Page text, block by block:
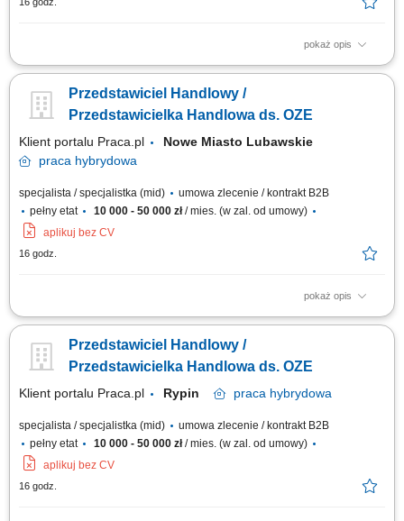
pokaż opis
Doradzanie klientom w zakresie nowoczesnych rozwiązań z obszaru
prowadzenie spotkań handlowych. Przygotowywanie ofert i finalizowanie
sprzedaży. Budowanie długofalowych relacji z klientami. Raportowanie
Przedstawiciel Handlowy /
Przedstawicielka Handlowa ds. OZE
Klient portalu Praca.pl
Nowe Miasto Lubawskie
praca hybrydowa
specjalista / specjalistka (mid)
umowa zlecenie / kontrakt B2B
pełny etat
10 000 - 50 000 zł/ mies. (w zal. od umowy)
aplikuj bez CV
16 godz.
pokaż opis
Doradzanie klientom w zakresie nowoczesnych rozwiązań z obszaru
prowadzenie spotkań handlowych. Przygotowywanie ofert i finalizowanie
sprzedaży. Budowanie długofalowych relacji z klientami. Raportowanie
Przedstawiciel Handlowy /
Przedstawicielka Handlowa ds. OZE
Klient portalu Praca.pl Rypin praca hybrydowa
specjalista / specjalistka (mid)
umowa zlecenie / kontrakt B2B
pełny etat
10 000 - 50 000 zł/ mies. (w zal. od umowy)
aplikuj bez CV
16 godz.